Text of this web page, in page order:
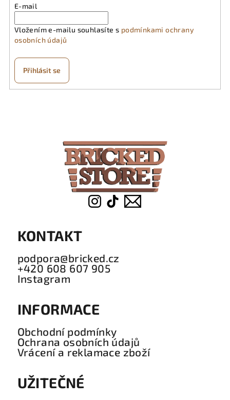
E-mail
Vložením e-mailu souhlasíte s podmínkami ochrany
osobních údajů
Přihlásit se
KONTAKT
podpora@bricked.cz
+420 608 607 905
Instagram
INFORMACE
Obchodní podmínky
Ochrana osobních údajů
Vrácení a reklamace zboží
UŽITEČNÉ